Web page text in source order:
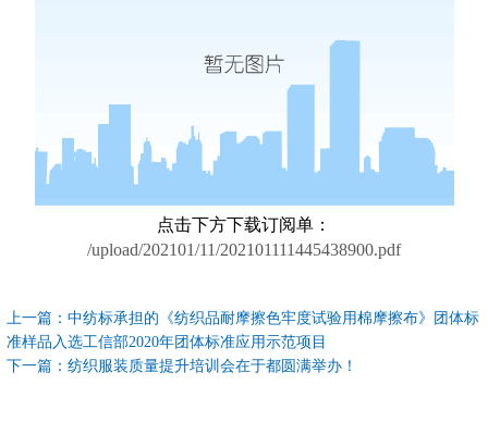
点击下方下载订阅单：
/upload/202101/11/202101111445438900.pdf
上一篇： 中纺标承担的《纺织品耐摩擦色牢度试验用棉摩擦布》团体标
准样品入选工信部2020年团体标准应用示范项目
下一篇： 纺织服装质量提升培训会在于都圆满举办！